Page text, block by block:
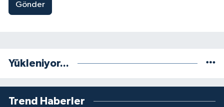
Gönder
Yükleniyor...
Trend Haberler